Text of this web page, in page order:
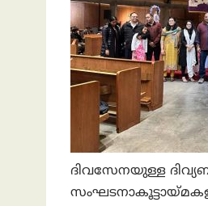
ദിവസേനയുള്ള